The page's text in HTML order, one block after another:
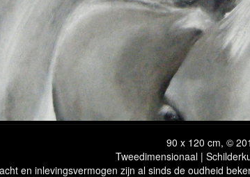
90 x 120 cm, ©
Tweedimensionaal |
en inlevingsvermogen zijn al sinds de oudheid